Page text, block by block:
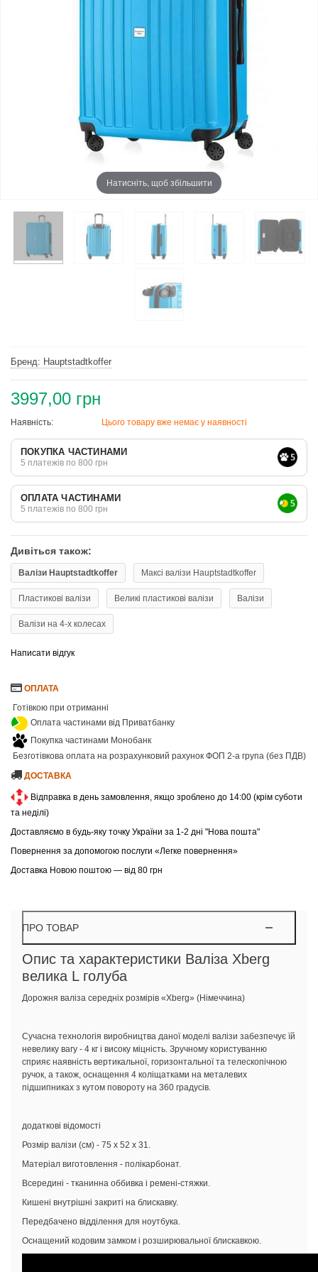
Натисніть, щоб збільшити
Бренд: Hauptstadtkoffer
3997,00 грн
Наявність: Цього товару вже немає у наявності
ПОКУПКА ЧАСТИНАМИ
5 платежів по 800 грн
ОПЛАТА ЧАСТИНАМИ
5 платежів по 800 грн
Дивіться також:
Валізи Hauptstadtkoffer Максі валізи Hauptstadtkoffer
Пластикові валізи Великі пластикові валізи Валізи
Валізи на 4-х колесах
Написати відгук
ОПЛАТА
Готівкою при отриманні
Оплата частинами від Приватбанку
Покупка частинами Монобанк
Безготівкова оплата на розрахунковий рахунок ФОП 2-а група (без ПДВ)
ДОСТАВКА
Відправка в день замовлення, якщо зроблено до 14:00 (крім суботи
та неділі)
Доставляємо в будь-яку точку України за 1-2 дні "Нова пошта"
Повернення за допомогою послуги «Легке повернення»
Доставка Новою поштою — від 80 грн
ПРО ТОВАР
Опис та характеристики Валіза Xberg
велика L голуба
Дорожня валіза середніх розмірів «Xberg» (Німеччина)
Сучасна технологія виробництва даної моделі валізи забезпечує їй
невелику вагу - 4 кг і високу міцність. Зручному користуванню
сприяє наявність вертикальної, горизонтальної та телескопічною
ручок, а також, оснащення 4 коліщатками на металевих
підшипниках з кутом повороту на 360 градусів.
додаткові відомості
Розмір валізи (см) - 75 х 52 х 31.
Матеріал виготовлення - полікарбонат.
Всередині - тканинна оббивка і ремені-стяжки.
Кишені внутрішні закриті на блискавку.
Передбачено відділення для ноутбука.
Оснащений кодовим замком і розширювальної блискавкою.